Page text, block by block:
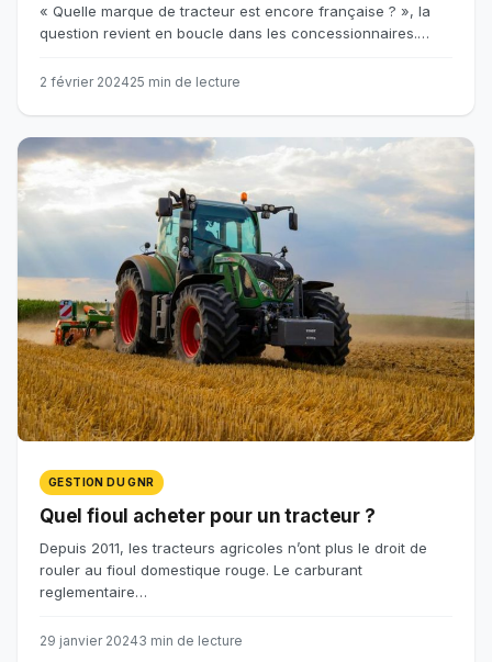
« Quelle marque de tracteur est encore française ? », la
question revient en boucle dans les concessionnaires.…
2 février 202425 min de lecture
GESTION DU GNR
Quel fioul acheter pour un tracteur ?
Depuis 2011, les tracteurs agricoles n’ont plus le droit de
rouler au fioul domestique rouge. Le carburant
reglementaire…
29 janvier 20243 min de lecture